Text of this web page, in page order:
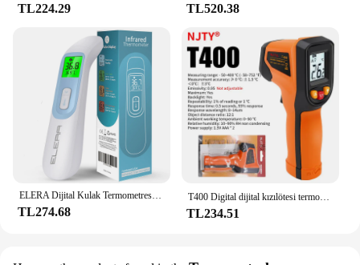
TL224.29 TL520.38
ELERA Dijital Kulak Termometresi Alın Temassız Bebek Vücut Termometro Kızılötesi LCD Yetişkin Ateş IR Ev Sağlık Monitörleri
TL274.68
T400 Digital dijital kızılötesi termometre-50 ~ 600 ℃ lazer termometro Pyrometer Gun temassız lazer sıcaklık ölçer ölçer araçları
TL234.51